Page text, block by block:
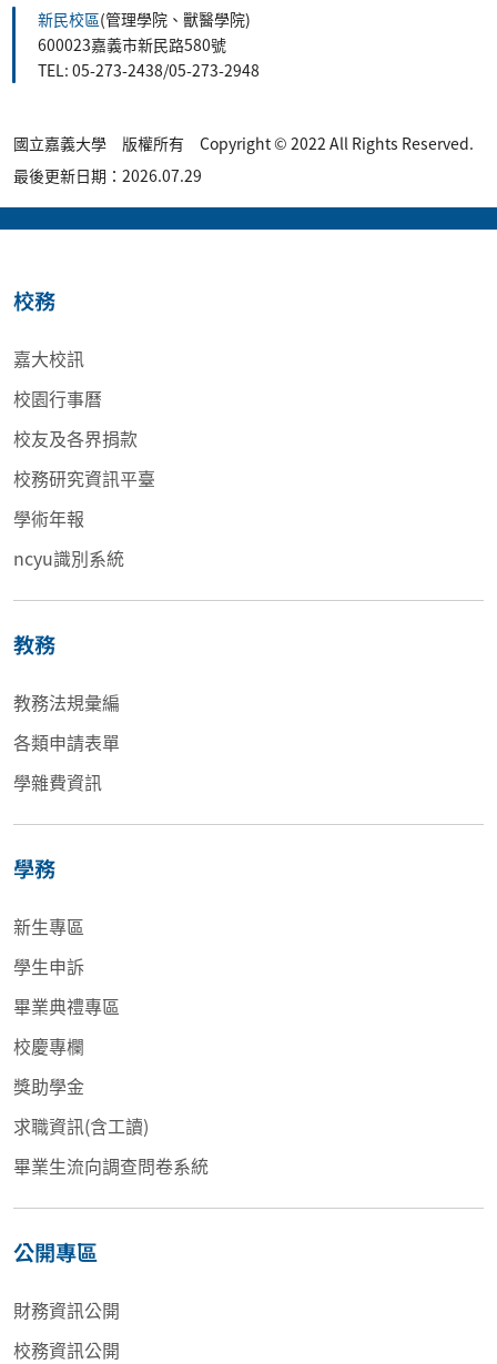
新民校區(管理學院、獸醫學院)
600023嘉義市新民路580號
TEL: 05-273-2438/05-273-2948
國立嘉義大學 版權所有 Copyright © 2022 All Rights Reserved.
最後更新日期：2026.07.29
校務
嘉大校訊
校園行事曆
校友及各界捐款
校務研究資訊平臺
學術年報
ncyu識別系統
教務
教務法規彙編
各類申請表單
學雜費資訊
學務
新生專區
學生申訴
畢業典禮專區
校慶專欄
獎助學金
求職資訊(含工讀)
畢業生流向調查問卷系統
公開專區
財務資訊公開
校務資訊公開